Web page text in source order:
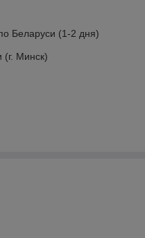
Беларуси (1-2 дня)
(г. Минск)